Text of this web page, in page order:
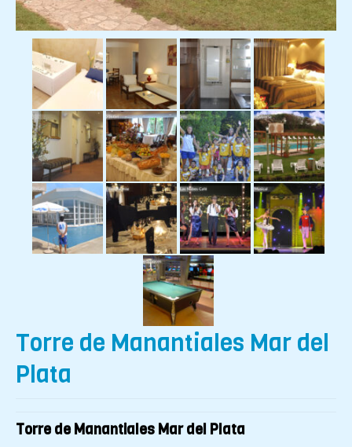
Informacion Turistica
Contacto
Torre de Manantiales Mar del
Plata
Torre de Manantiales Mar del Plata